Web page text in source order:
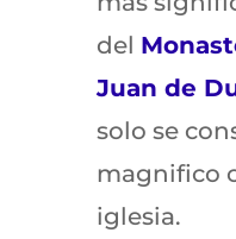
del
Juan de
solo se
magnifico
iglesia.